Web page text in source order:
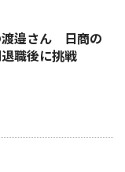
渡邉さん 日商の
職後に挑戦